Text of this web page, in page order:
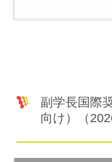
副学長国際
向け）（